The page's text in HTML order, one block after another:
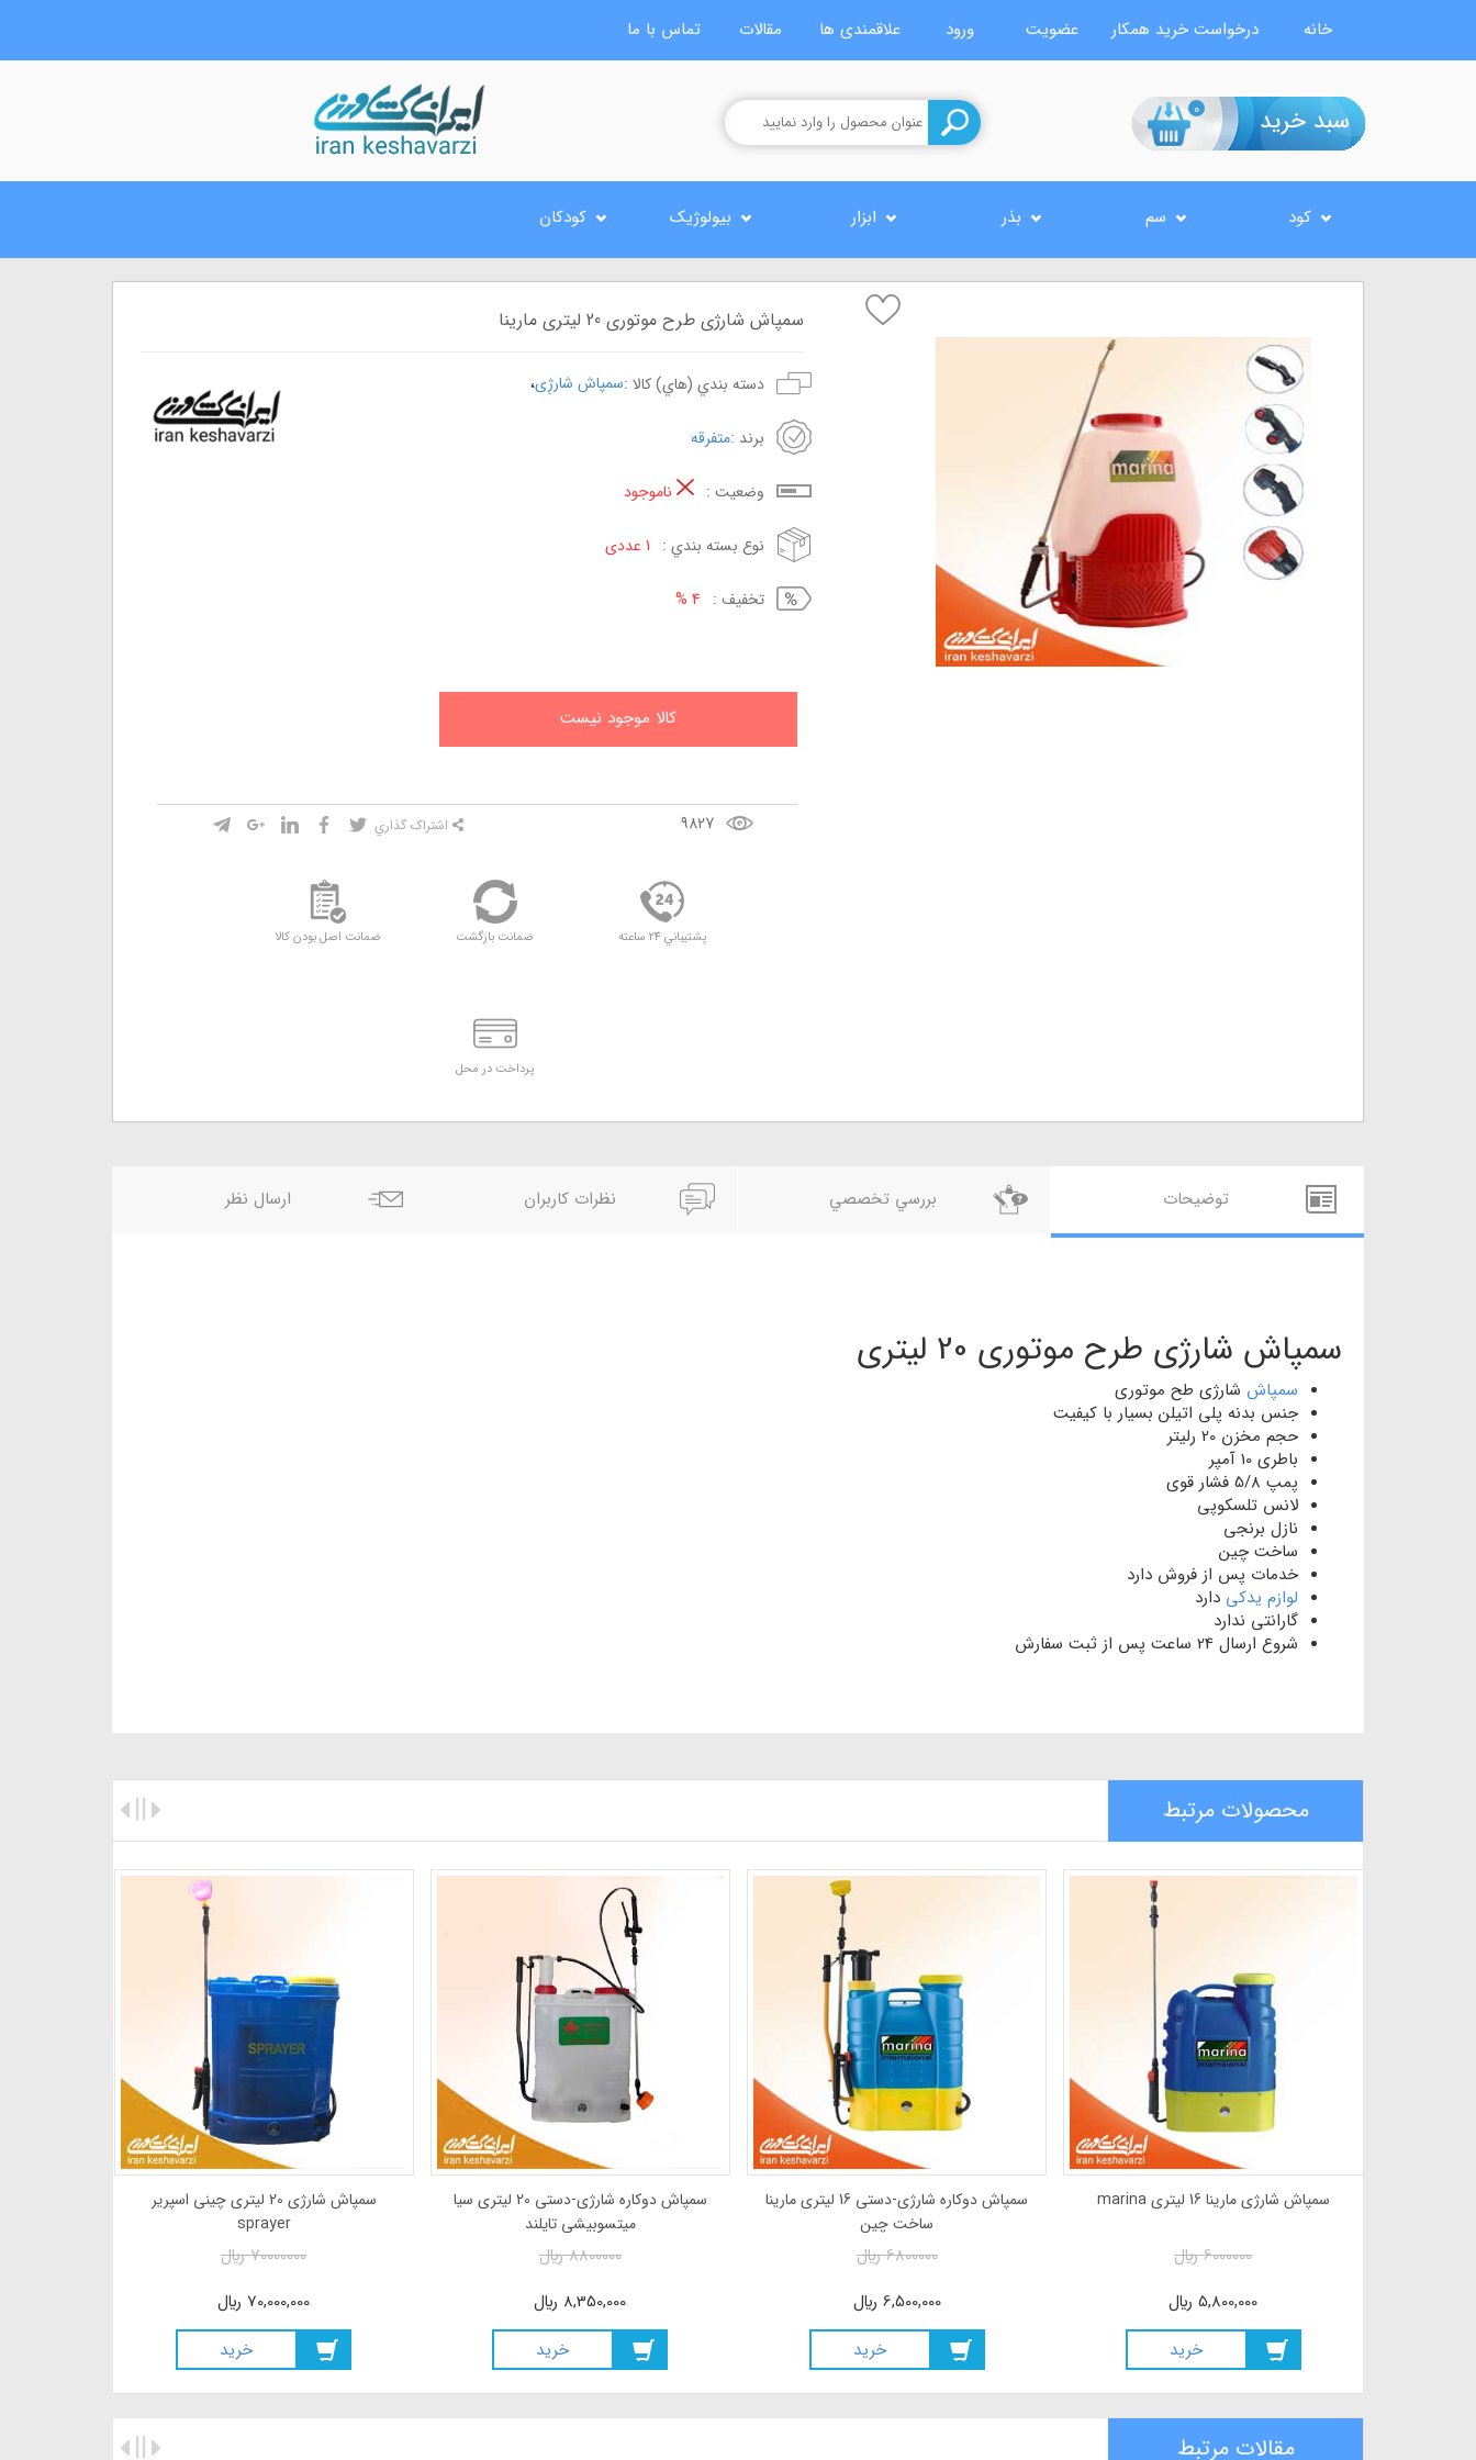
تماس با ما مقالات علاقمندی ها ورود عضویت درخواست خرید همکار خانه
0
کود سم بذر ابزار بیولوژیک کودکان
سمپاش شارژی طرح موتوری 20 لیتری مارینا
دسته بندي (هاي) کالا :سمپاش شارژِی،
برند :متفرقه
وضعيت : ناموجود
نوع بسته بندي : 1 عددی
تخفيف : 4 %
کالا موجود نيست
9827 اشتراک گذاري
پشتيباني 24 ساعته ضمانت بازگشت ضمانت اصل بودن کالا
پرداخت در محل
توضيحات بررسي تخصصي نظرات کاربران ارسال نظر
سمپاش شارژی طرح موتوری 20 لیتری
سمپاش شارژی طح موتوری
جنس بدنه پلی اتیلن بسیار با کیفیت
حجم مخزن 20 رلیتر
باطری 10 آمپر
پمپ 5/8 فشار قوی
لانس تلسکوپی
نازل برنجی
ساخت چین
خدمات پس از فروش دارد
لوازم یدکی دارد
گارانتی ندارد
شروع ارسال 24 ساعت پس از ثبت سفارش
محصولات مرتبط
سمپاش شارژی 20 لیتری چینی اسپریر
sprayer
70000000ريال
70,000,000ريال
خريد
سمپاش دوکاره شارژی-دستی 20 لیتری سیا
میتسوبیشی تایلند
8800000ريال
8,350,000 ريال
خريد
سمپاش دوکاره شارژی-دستی 16 لیتری مارینا
ساخت چین
6800000ريال
6,500,000 ريال
خريد
سمپاش شارژی مارینا 16 لیتری marina
6000000ريال
5,800,000ريال
خريد
مقالات مرتبط